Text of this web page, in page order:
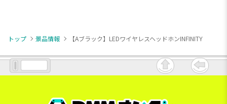
トップ 景品情報 【Aブラック】LEDワイヤレスヘッドホンINFINITY